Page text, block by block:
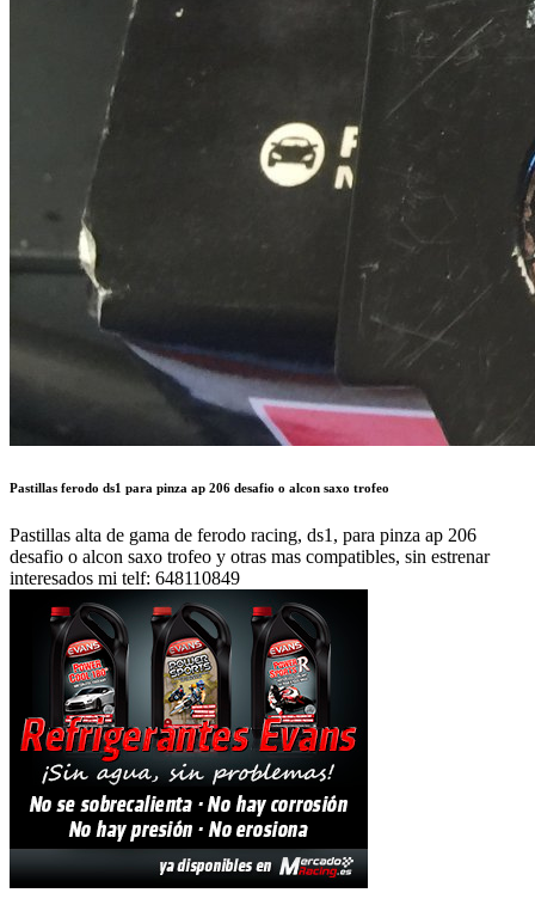
Pastillas ferodo ds1 para pinza ap 206 desafio o alcon saxo trofeo
Pastillas alta de gama de ferodo racing, ds1, para pinza ap 206
desafio o alcon saxo trofeo y otras mas compatibles, sin estrenar
interesados mi telf: 648110849